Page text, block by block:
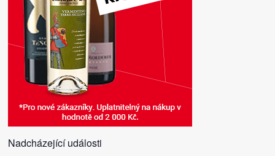
Nadcházející události